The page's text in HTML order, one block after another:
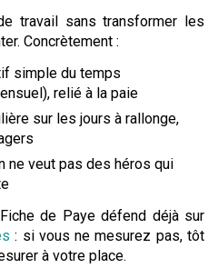
travail sans transformer les
Concrètement :
simple du temps
relié à la paie
sur les jours à rallonge,
ne veut pas des héros qui
de Paye défend déjà sur
: si vous ne mesurez pas, tôt
à votre place.